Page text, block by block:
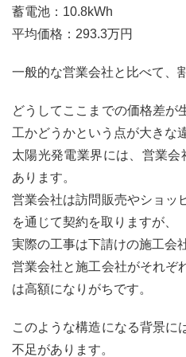
蓄電池：10.8kWh
平均価格：293.3万円
一般的な営業会社と比べて、
どうしてここまでの価格差が
工かどうかという点が大きな
太陽光発電業界には、営業
あります。
営業会社は訪問販売やショッ
を通じて契約を取りますが、
実際の工事は下請けの施工会
営業会社と施工会社がそれぞ
は高額になりがちです。
このような構造になる背景に
不足があります。